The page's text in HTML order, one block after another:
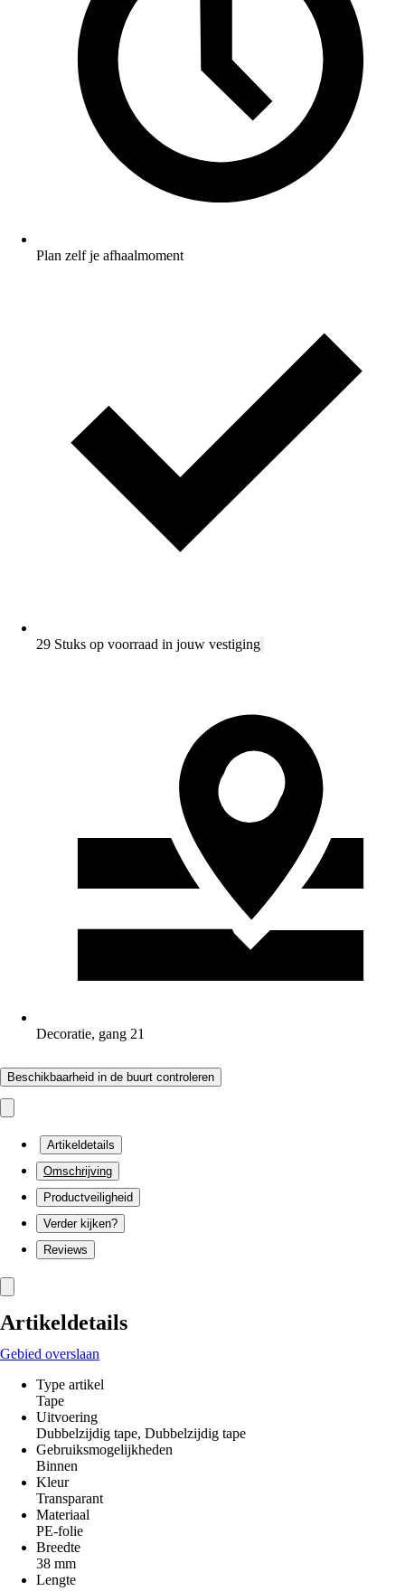
Plan zelf je afhaalmoment
29 Stuks op voorraad in jouw vestiging
Decoratie, gang 21
Beschikbaarheid in de buurt controleren
Artikeldetails
Omschrijving
Productveiligheid
Verder kijken?
Reviews
Artikeldetails
Gebied overslaan
Type artikel
Tape
Uitvoering
Dubbelzijdig tape, Dubbelzijdig tape
Gebruiksmogelijkheden
Binnen
Kleur
Transparant
Materiaal
PE-folie
Breedte
38 mm
Lengte